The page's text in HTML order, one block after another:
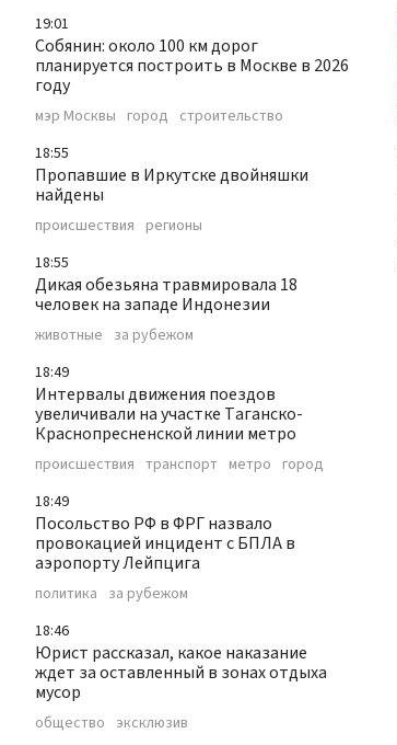
19:01
Собянин: около 100 км дорог
планируется построить в Москве в 2026
году
мэр Москвы город строительство
18:55
Пропавшие в Иркутске двойняшки
найдены
происшествия регионы
18:55
Дикая обезьяна травмировала 18
человек на западе Индонезии
животные за рубежом
18:49
Интервалы движения поездов
увеличивали на участке Таганско-
Краснопресненской линии метро
происшествия транспорт метро город
18:49
Посольство РФ в ФРГ назвало
провокацией инцидент с БПЛА в
аэропорту Лейпцига
политика за рубежом
18:46
Юрист рассказал, какое наказание
ждет за оставленный в зонах отдыха
мусор
общество эксклюзив